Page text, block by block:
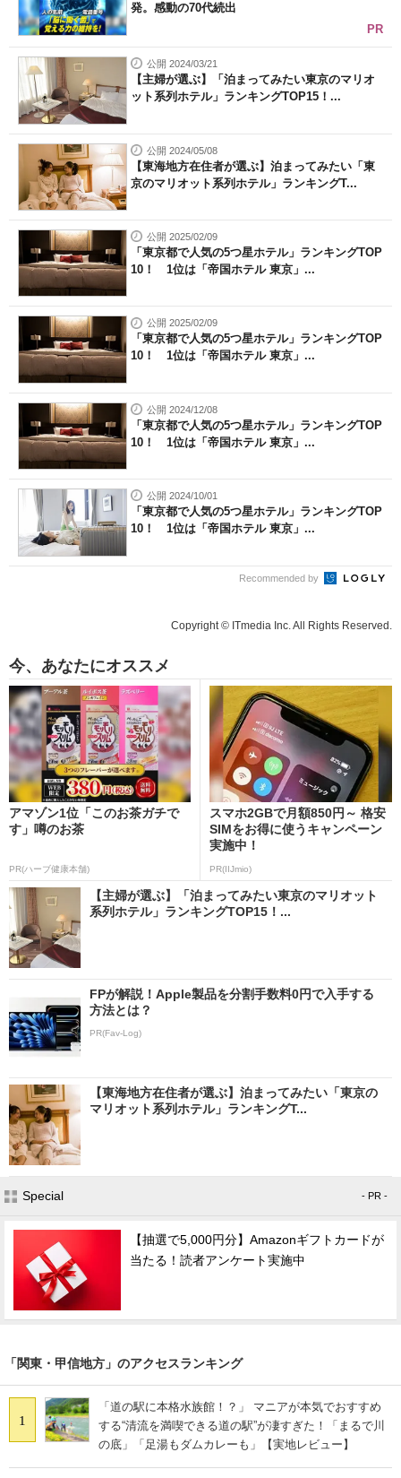
発。感動の70代続出
PR
公開 2024/03/21
【主婦が選ぶ】「泊まってみたい東京のマリオ
ット系列ホテル」ランキングTOP15！...
公開 2024/05/08
【東海地方在住者が選ぶ】泊まってみたい「東
京のマリオット系列ホテル」ランキングT...
公開 2025/02/09
「東京都で人気の5つ星ホテル」ランキングTOP
10！ 1位は「帝国ホテル 東京」...
公開 2025/02/09
「東京都で人気の5つ星ホテル」ランキングTOP
10！ 1位は「帝国ホテル 東京」...
公開 2024/12/08
「東京都で人気の5つ星ホテル」ランキングTOP
10！ 1位は「帝国ホテル 東京」...
公開 2024/10/01
「東京都で人気の5つ星ホテル」ランキングTOP
10！ 1位は「帝国ホテル 東京」...
Recommended by
Copyright © ITmedia Inc. All Rights Reserved.
今、あなたにオススメ
アマゾン1位「このお茶ガチで
す」噂のお茶
PR(ハーブ健康本舗)
スマホ2GBで月額850円～ 格安
SIMをお得に使うキャンペーン
実施中！
PR(IIJmio)
【主婦が選ぶ】「泊まってみたい東京のマリオット
系列ホテル」ランキングTOP15！...
FPが解説！Apple製品を分割手数料0円で入手する
方法とは？
PR(Fav-Log)
【東海地方在住者が選ぶ】泊まってみたい「東京の
マリオット系列ホテル」ランキングT...
Special - PR -
【抽選で5,000円分】Amazonギフトカードが
当たる！読者アンケート実施中
「関東・甲信地方」のアクセスランキング
1
「道の駅に本格水族館！？」 マニアが本気でおすすめ
する“清流を満喫できる道の駅”が凄すぎた！「まるで川
の底」「足湯もダムカレーも」【実地レビュー】